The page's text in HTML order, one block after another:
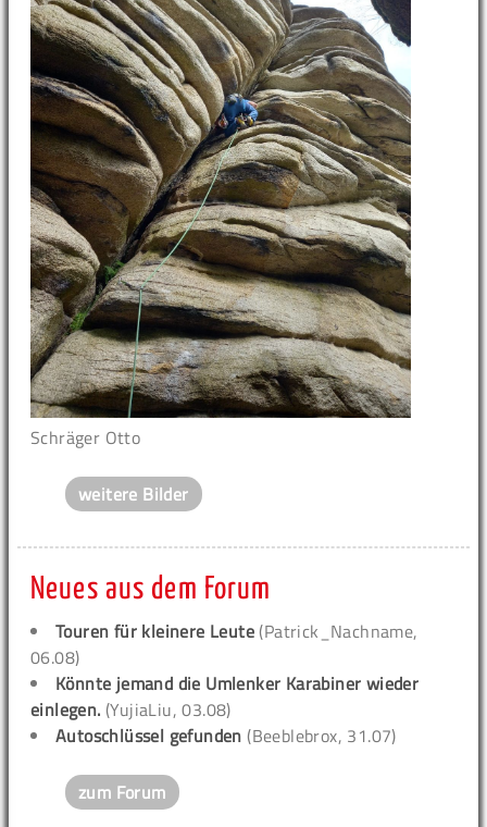
Schräger Otto
weitere Bilder
Neues aus dem Forum
Touren für kleinere Leute (Patrick_Nachname,
06.08)
Könnte jemand die Umlenker Karabiner wieder
einlegen. (YujiaLiu, 03.08)
Autoschlüssel gefunden (Beeblebrox, 31.07)
zum Forum